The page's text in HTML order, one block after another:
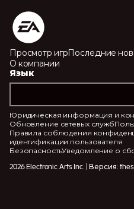
Просмотр игр Последние
О компании
Язык
Юридическая информация и
Обновление сетевых служб
Правила соблюдения
идентификации пользователя
БезопасностьУведомление о
2026 Electronic Arts Inc. | Версия: